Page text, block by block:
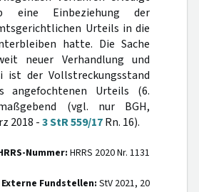
eine Einbeziehung der
Urteils in die
hatte. Die Sache
neuer Verhandlung und
ist der Vollstreckungsstand
angefochtenen Urteils (6.
(vgl. nur BGH,
2018 -3 StR 559/17Rn. 16).
Nummer: HRRS 2020 Nr. 1131
Externe Fundstellen: StV 2021, 20